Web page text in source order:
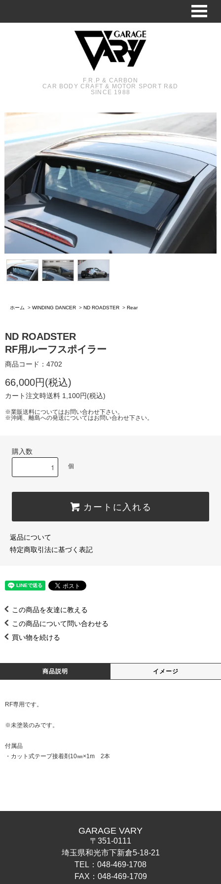
F.R.P & CARBON
CAR BODY CRAFT & MOTOR SPORT R&D
SINCE 1988
ホーム > WINDING DANCER > ND ROADSTER > Rear
ND ROADSTER
RF用ルーフスポイラー
商品コード：4702
66,000円(税込)
カート注文時送料 1,100円(税込)
※業販送料についてはお問い合わせ下さい。
※沖縄、離島への発送についてはお問い合わせ下さい。
購入数
個
カートに入れる
返品について
特定商取引法に基づく表記
この商品を友達に教える
この商品について問い合わせる
買い物を続ける
商品説明 イメージ
RF専用です。
※未塗装のみです。
付属品
・カット式テープ接着剤10㎜×1m 2本
GARAGE VARY
〒351-0111
埼玉県和光市下新倉5-18-21
TEL：048-469-1708
FAX：048-469-1709